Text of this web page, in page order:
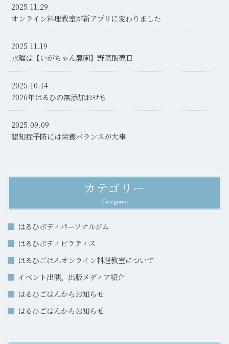
2025.11.29
オンライン料理教室が新アプリに変わりました
2025.11.19
水曜は【いがちゃん農園】野菜販売日
2025.10.14
2026年はるひの無添加おせち
2025.09.09
認知症予防には栄養バランスが大事
カテゴリー
Categories
はるひボディパーソナルジム
はるひボディピラティス
はるひごはんオンライン料理教室について
イベント出演、出版メディア紹介
はるひごはんからお知らせ
はるひごはんからお知らせ